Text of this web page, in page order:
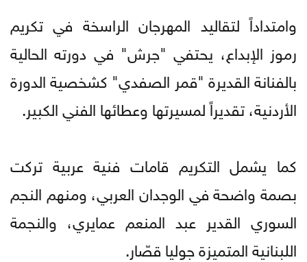
وامتداداً لتقاليد المهرجان الراسخة في تكريم
رموز الإبداع، يحتفي "جرش" في دورته الحالية
بالفنانة القديرة "قمر الصفدي" كشخصية الدورة
الأردنية، تقديراً لمسيرتها وعطائها الفني الكبير.
كما يشمل التكريم قامات فنية عربية تركت
بصمة واضحة في الوجدان العربي، ومنهم النجم
السوري القدير عبد المنعم عمايري، والنجمة
اللبنانية المتميزة جوليا قصّار.